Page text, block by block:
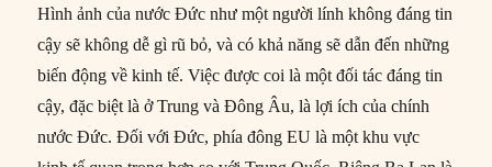
Hình ảnh của nước Đức như một người lính không đáng tin
cậy sẽ không dễ gì rũ bỏ, và có khả năng sẽ dẫn đến những
biến động về kinh tế. Việc được coi là một đối tác đáng tin
cậy, đặc biệt là ở Trung và Đông Âu, là lợi ích của chính
nước Đức. Đối với Đức, phía đông EU là một khu vực